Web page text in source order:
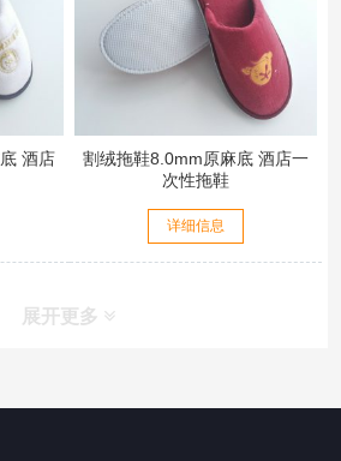
酒店
割绒拖鞋8.0mm原麻底 酒店一
次性拖鞋
详细信息
展开更多